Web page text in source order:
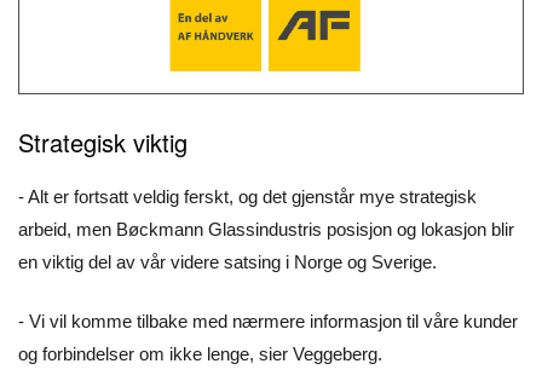
Strategisk viktig
- Alt er fortsatt veldig ferskt, og det gjenstår mye strategisk
arbeid, men Bøckmann Glassindustris posisjon og lokasjon blir
en viktig del av vår videre satsing i Norge og Sverige.
- Vi vil komme tilbake med nærmere informasjon til våre kunder
og forbindelser om ikke lenge, sier Veggeberg.